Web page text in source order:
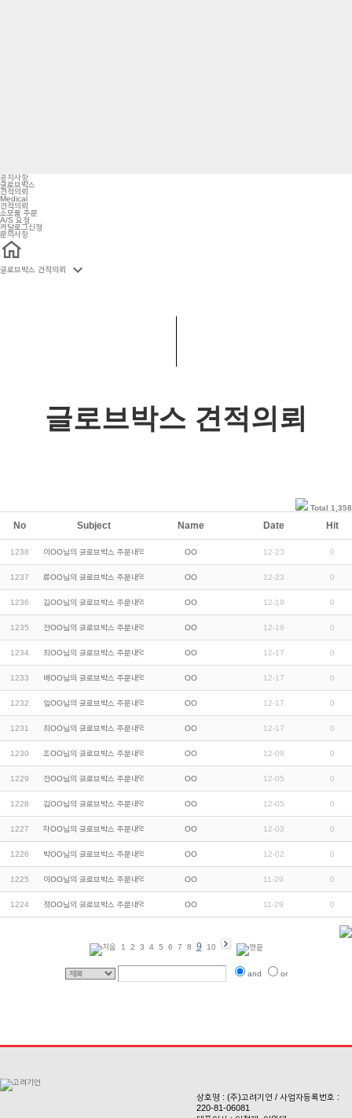
공지사항
글로브박스
견적의뢰
Medical
견적의뢰
소모품 주문
A/S 요청
카달로그신청
문의사항
글로브박스 견적의뢰 
글로브박스 견적의뢰
Total 1,358
No Subject Name Date Hit
1238 이OO님의 글로브박스 주문내역입니다. OO 12-23 0
1237 류OO님의 글로브박스 주문내역입니다. OO 12-23 0
1236 김OO님의 글로브박스 주문내역입니다. OO 12-19 0
1235 전OO님의 글로브박스 주문내역입니다. OO 12-18 0
1234 최OO님의 글로브박스 주문내역입니다. OO 12-17 0
1233 배OO님의 글로브박스 주문내역입니다. OO 12-17 0
1232 임OO님의 글로브박스 주문내역입니다. OO 12-17 0
1231 최OO님의 글로브박스 주문내역입니다. OO 12-17 0
1230 조OO님의 글로브박스 주문내역입니다. OO 12-09 0
1229 전OO님의 글로브박스 주문내역입니다. OO 12-05 0
1228 김OO님의 글로브박스 주문내역입니다. OO 12-05 0
1227 차OO님의 글로브박스 주문내역입니다. OO 12-03 0
1226 박OO님의 글로브박스 주문내역입니다. OO 12-02 0
1225 이OO님의 글로브박스 주문내역입니다. OO 11-29 0
1224 정OO님의 글로브박스 주문내역입니다. OO 11-29 0
1 2 3 4 5 6 7 8 9 10
and or
상호명 : (주)고려기연 / 사업자등록번호 :
220-81-06081